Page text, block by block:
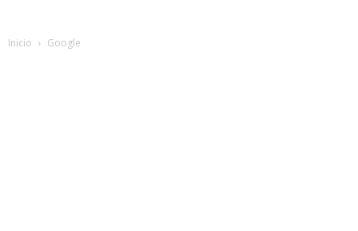
Inicio Google